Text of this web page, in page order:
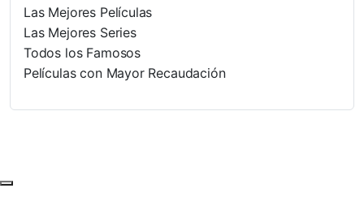
Las Mejores Películas
Las Mejores Series
Todos los Famosos
Películas con Mayor Recaudación